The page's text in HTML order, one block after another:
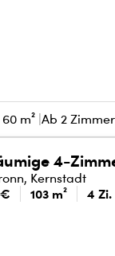
m² Ab 2 Zimmer
4-
Kernstadt
103 m² 4 Zi.